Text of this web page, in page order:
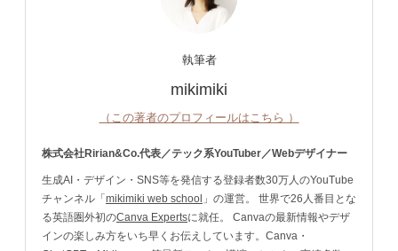
執筆者
mikimiki
（この著者のプロフィールはこちら ）
株式会社Ririan&Co.代表／テック系YouTuber／Webデザイナー
生成AI・デザイン・SNS等を発信する登録者数30万人のYouTube
チャンネル「mikimiki web school 」の運営。 世界で26人番目とな
る英語圏外初のCanva Expertsに就任。 Canvaの最新情報やデザ
インの楽しみ方をいち早くお伝えしています。Canva・